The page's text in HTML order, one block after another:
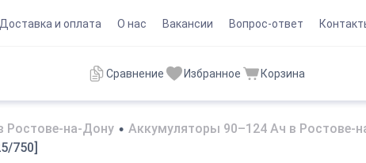
Доставка и оплата О нас Вакансии Вопрос-ответ
Сравнение Избранное Корзина
Ростове-на-Дону • Аккумуляторы 90–124 Ач в Ростове-
750]